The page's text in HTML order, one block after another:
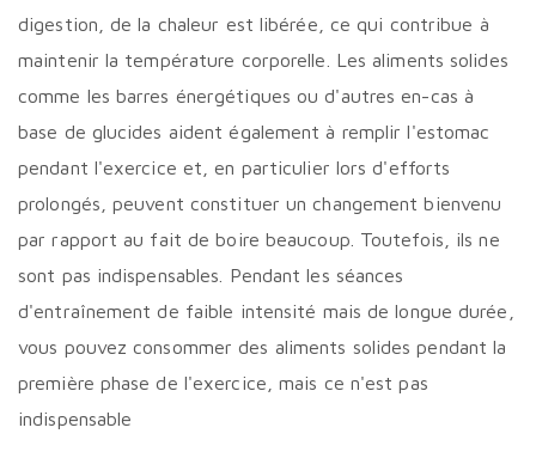
digestion, de la chaleur est libérée, ce qui contribue à
maintenir la température corporelle. Les aliments solides
comme les barres énergétiques ou d'autres en-cas à
base de glucides aident également à remplir l'estomac
pendant l'exercice et, en particulier lors d'efforts
prolongés, peuvent constituer un changement bienvenu
par rapport au fait de boire beaucoup. Toutefois, ils ne
sont pas indispensables. Pendant les séances
d'entraînement de faible intensité mais de longue durée,
vous pouvez consommer des aliments solides pendant la
première phase de l'exercice, mais ce n'est pas
indispensable